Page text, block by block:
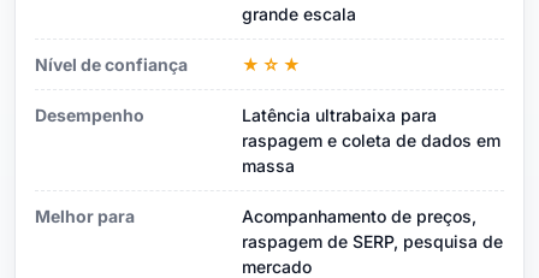
grande escala
Nível de confiança ★☆★
Desempenho
Latência ultrabaixa para
raspagem e coleta de dados em
massa
Melhor para
Acompanhamento de preços,
raspagem de SERP, pesquisa de
mercado